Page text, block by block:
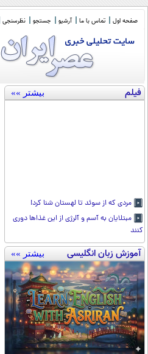
صفحه اول تماس با ما آرشیو جستجو نظرسنجی
فیلم بیشتر »»
مردی که از سوئد تا لهستان شنا کرد!
مبتلایان به آسم و آلرژی از این غذا‌ها دوری
کنند
آموزش زبان انگلیسی بیشتر »»